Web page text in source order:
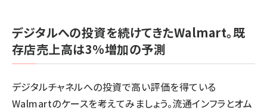
デジタルへの投資を続けてきたWalmart。既
存店売上高は3%増加の予測
デジタルチャネルへの投資で高い評価を得ている
Walmartのケースを考えてみましょう。流通インフラとオム